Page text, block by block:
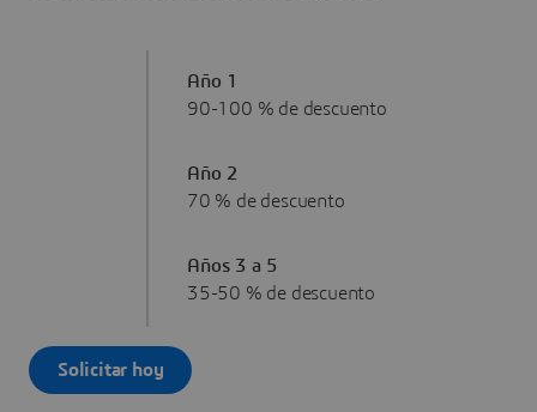
Año 1
90-100 % de descuento
Año 2
70 % de descuento
Años 3 a 5
35-50 % de descuento
Solicitar hoy